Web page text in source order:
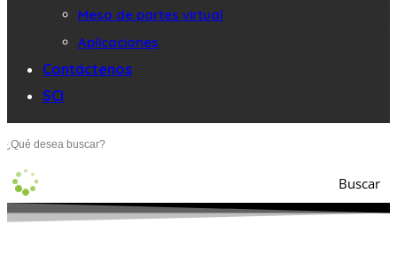
Mesa de partes virtual
Aplicaciones
Contáctenos
SCI
Buscar